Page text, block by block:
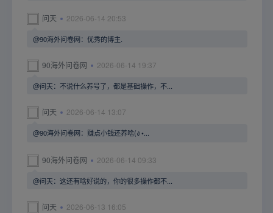
问天 2026-06-14 20:53
@90海外问卷网：优秀的博主.
90海外问卷网 2026-06-14 19:37
@问天：不说什么养号了，都是基础操作，不...
问天 2026-06-14 13:07
@90海外问卷网：赚点小钱还养啥(ง •...
90海外问卷网 2026-06-14 09:33
@问天：这还有啥好说的，你的很多操作都不...
问天 2026-06-13 16:05